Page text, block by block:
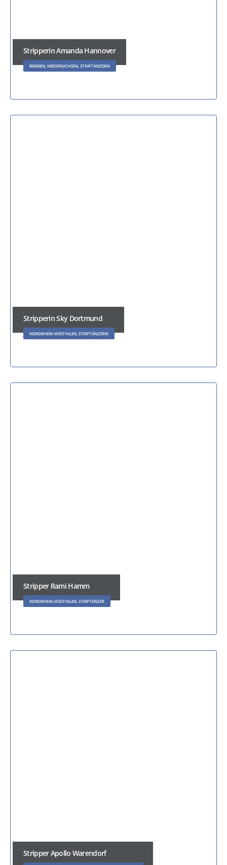
Stripperin Amanda Hannover
BREMEN, NIEDERSACHSEN, STRIPTÄNZERIN
Stripperin Sky Dortmund
NORDRHEIN-WESTFALEN, STRIPTÄNZERIN
Stripper Rami Hamm
NORDRHEIN-WESTFALEN, STRIPTÄNZER
Stripper Apollo Warendorf